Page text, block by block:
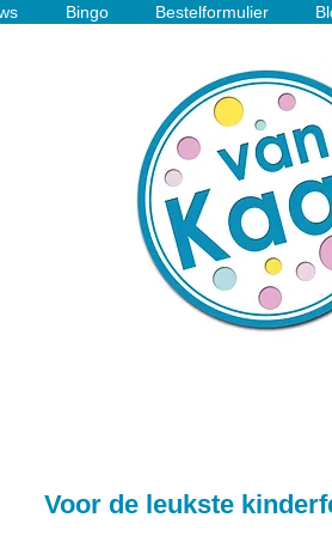
Voor de leukste
Bingo Bestelformulier